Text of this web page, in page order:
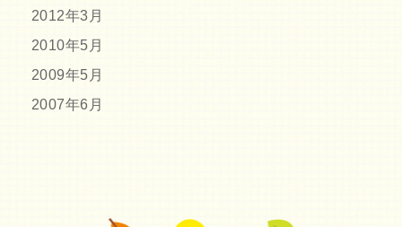
2012年3月
2010年5月
2009年5月
2007年6月